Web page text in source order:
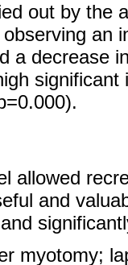
out by the
an
a decrease
allowed
and
myotomy;